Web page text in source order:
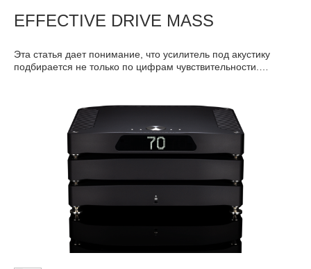
EFFECTIVE DRIVE MASS
Эта статья дает понимание, что усилитель под акустику
подбирается не только по цифрам чувствительности.
при условии низкой Effective Drive Mass, может прекрасно
раскрыться с хорошим ламповым усилителем средней
мощности. Обязательно учитывайте Effective Drive Mass при
подборе усиления для ваших колонок – это может оказаться
полезнее сухих цифр в спецификациях.